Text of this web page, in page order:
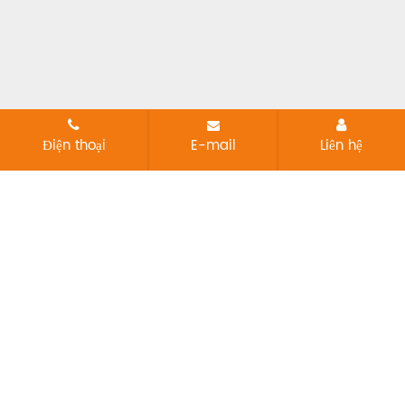
Điện thoại E-mail Liên hệ